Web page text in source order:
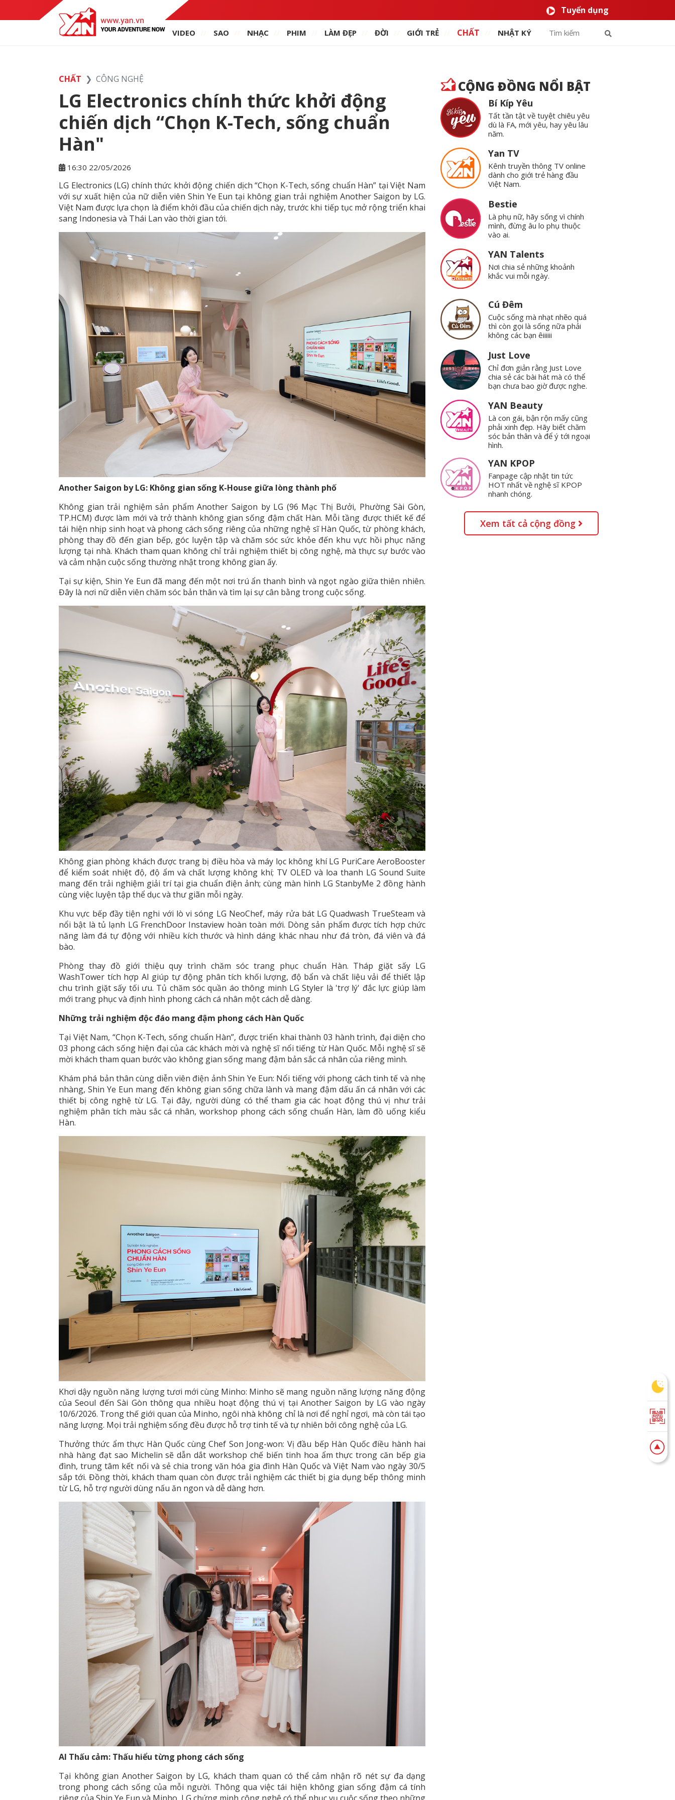
Tuyển dụng
VIDEO SAO NHẠC PHIM LÀM ĐẸP ĐỜI GIỚI TRẺ CHẤT NHẬT KÝ
CHẤT CÔNG NGHỆ
LG Electronics chính thức khởi động
chiến dịch “Chọn K-Tech, sống chuẩn
Hàn"
16:30 22/05/2026
LG Electronics (LG) chính thức khởi động chiến dịch “Chọn K-Tech, sống chuẩn Hàn” tại Việt Nam
với sự xuất hiện của nữ diễn viên Shin Ye Eun tại không gian trải nghiệm Another Saigon by LG.
Việt Nam được lựa chọn là điểm khởi đầu của chiến dịch này, trước khi tiếp tục mở rộng triển khai
sang Indonesia và Thái Lan vào thời gian tới.
Another Saigon by LG: Không gian sống K-House giữa lòng thành phố
Không gian trải nghiệm sản phẩm Another Saigon by LG (96 Mạc Thị Bưởi, Phường Sài Gòn,
TP.HCM) được làm mới và trở thành không gian sống đậm chất Hàn. Mỗi tầng được thiết kế để
tái hiện nhịp sinh hoạt và phong cách sống riêng của những nghệ sĩ Hàn Quốc, từ phòng khách,
phòng thay đồ đến gian bếp, góc luyện tập và chăm sóc sức khỏe đến khu vực hồi phục năng
lượng tại nhà. Khách tham quan không chỉ trải nghiệm thiết bị công nghệ, mà thực sự bước vào
và cảm nhận cuộc sống thường nhật trong không gian ấy.
Tại sự kiện, Shin Ye Eun đã mang đến một nơi trú ẩn thanh bình và ngọt ngào giữa thiên nhiên.
Đây là nơi nữ diễn viên chăm sóc bản thân và tìm lại sự cân bằng trong cuộc sống.
Không gian phòng khách được trang bị điều hòa và máy lọc không khí LG PuriCare AeroBooster
để kiểm soát nhiệt độ, độ ẩm và chất lượng không khí; TV OLED và loa thanh LG Sound Suite
mang đến trải nghiệm giải trí tại gia chuẩn điện ảnh; cùng màn hình LG StanbyMe 2 đồng hành
cùng việc luyện tập thể dục và thư giãn mỗi ngày.
Khu vực bếp đầy tiện nghi với lò vi sóng LG NeoChef, máy rửa bát LG Quadwash TrueSteam và
nổi bật là tủ lạnh LG FrenchDoor Instaview hoàn toàn mới. Dòng sản phẩm được tích hợp chức
năng làm đá tự động với nhiều kích thước và hình dáng khác nhau như đá tròn, đá viên và đá
bào.
Phòng thay đồ giới thiệu quy trình chăm sóc trang phục chuẩn Hàn. Tháp giặt sấy LG
WashTower tích hợp AI giúp tự động phân tích khối lượng, độ bẩn và chất liệu vải để thiết lập
chu trình giặt sấy tối ưu. Tủ chăm sóc quần áo thông minh LG Styler là 'trợ lý' đắc lực giúp làm
mới trang phục và định hình phong cách cá nhân một cách dễ dàng.
Những trải nghiệm độc đáo mang đậm phong cách Hàn Quốc
Tại Việt Nam, “Chọn K-Tech, sống chuẩn Hàn”, được triển khai thành 03 hành trình, đại diện cho
03 phong cách sống hiện đại của các khách mời và nghệ sĩ nổi tiếng từ Hàn Quốc. Mỗi nghệ sĩ sẽ
mời khách tham quan bước vào không gian sống mang đậm bản sắc cá nhân của riêng mình.
Khám phá bản thân cùng diễn viên điện ảnh Shin Ye Eun: Nổi tiếng với phong cách tinh tế và nhẹ
nhàng, Shin Ye Eun mang đến không gian sống chữa lành và mang đậm dấu ấn cá nhân với các
thiết bị công nghệ từ LG. Tại đây, người dùng có thể tham gia các hoạt động thú vị như trải
nghiệm phân tích màu sắc cá nhân, workshop phong cách sống chuẩn Hàn, làm đồ uống kiểu
Hàn.
Khơi dậy nguồn năng lượng tươi mới cùng Minho: Minho sẽ mang nguồn năng lượng năng động
của Seoul đến Sài Gòn thông qua nhiều hoạt động thú vị tại Another Saigon by LG vào ngày
10/6/2026. Trong thế giới quan của Minho, ngôi nhà không chỉ là nơi để nghỉ ngơi, mà còn tái tạo
năng lượng. Mọi trải nghiệm sống đều được hỗ trợ tinh tế và tự nhiên bởi công nghệ của LG.
Thưởng thức ẩm thực Hàn Quốc cùng Chef Son Jong-won: Vị đầu bếp Hàn Quốc điều hành hai
nhà hàng đạt sao Michelin sẽ dẫn dắt workshop chế biến tinh hoa ẩm thực trong căn bếp gia
đình, trung tâm kết nối và sẻ chia trong văn hóa gia đình Hàn Quốc và Việt Nam vào ngày 30/5
sắp tới. Đồng thời, khách tham quan còn được trải nghiệm các thiết bị gia dụng bếp thông minh
từ LG, hỗ trợ người dùng nấu ăn ngon và dễ dàng hơn.
AI Thấu cảm: Thấu hiểu từng phong cách sống
Tại không gian Another Saigon by LG, khách tham quan có thể cảm nhận rõ nét sự đa dạng
trong phong cách sống của mỗi người. Thông qua việc tái hiện không gian sống đậm cá tính
CỘNG ĐỒNG NỔI BẬT
Bí Kíp Yêu
Tất tần tật về tuyệt chiêu yêu
dù là FA, mới yêu, hay yêu lâu
năm.
Yan TV
Kênh truyền thông TV online
dành cho giới trẻ hàng đầu
Việt Nam.
Bestie
Là phụ nữ, hãy sống vì chính
mình, đừng âu lo phụ thuộc
vào ai.
YAN Talents
Nơi chia sẻ những khoảnh
khắc vui mỗi ngày.
Cú Đêm
Cuộc sống mà nhạt nhẽo quá
thì còn gọi là sống nữa phải
không các bạn êiiiiii
Just Love
Chỉ đơn giản rằng Just Love
chia sẻ các bài hát mà có thể
bạn chưa bao giờ được nghe.
YAN Beauty
Là con gái, bận rộn mấy cũng
phải xinh đẹp. Hãy biết chăm
sóc bản thân và để ý tới ngoại
hình.
YAN KPOP
Fanpage cập nhật tin tức
HOT nhất về nghệ sĩ KPOP
nhanh chóng.
Xem tất cả cộng đồng